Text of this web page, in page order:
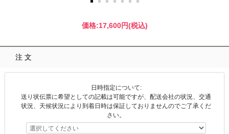
価格:17,600円(税込)
注文
日時指定について:
送り状伝票に希望としての記載は可能ですが、配送会社の状況、交通
状況、天候状況により到着日時は保証しておりませんのでご了承くだ
さい。